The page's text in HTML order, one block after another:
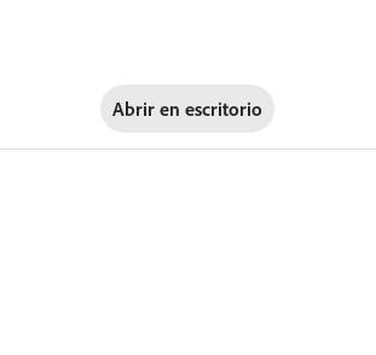
Abrir en escritorio